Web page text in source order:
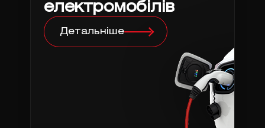
електромобілів
Детальніше